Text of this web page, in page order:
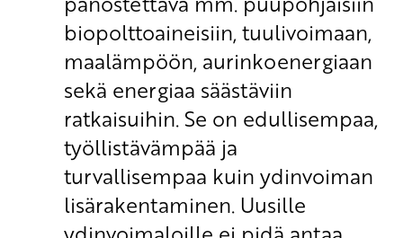
biopolttoaineisiin, tuulivoimaan,
maalämpöön, aurinkoenergiaan
sekä energiaa säästäviin
ratkaisuihin. Se on edullisempaa,
työllistävämpää ja
turvallisempaa kuin ydinvoiman
lisärakentaminen. Uusille